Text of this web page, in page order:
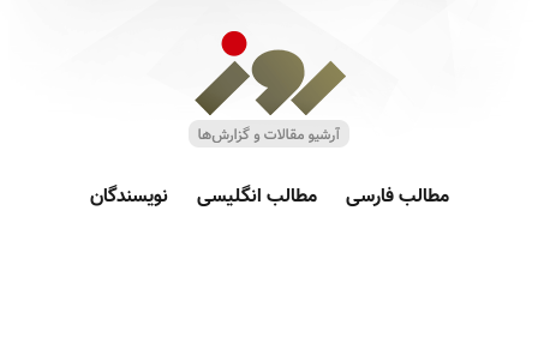
مطالب فارسی مطالب انگلیسی نویسندگان